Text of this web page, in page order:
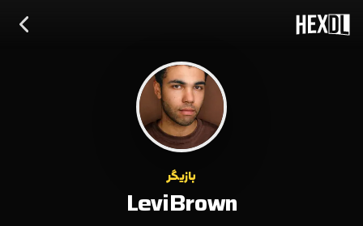
بازیگر
Levi Brown